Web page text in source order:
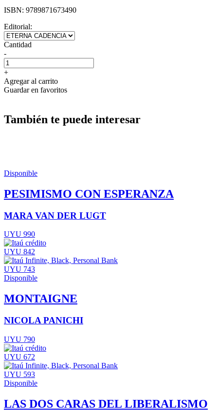
ISBN: 9789871673490
Editorial:
Cantidad
-
+
Agregar al carrito
Guardar en favoritos
También te puede interesar
Disponible
PESIMISMO CON ESPERANZA
MARA VAN DER LUGT
UYU 990
UYU 842
UYU 743
Disponible
MONTAIGNE
NICOLA PANICHI
UYU 790
UYU 672
UYU 593
Disponible
LAS DOS CARAS DEL LIBERALISMO